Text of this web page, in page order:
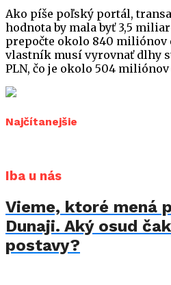
Ako píše poľský portál,
hodnota by mala byť 3,5
prepočte okolo 840 miliónov
vlastník musí vyrovnať dlhy
PLN, čo je okolo 504 miliónov
Najčítanejšie
Iba u nás
Vieme, ktoré mená
Dunaji. Aký osud
postavy?